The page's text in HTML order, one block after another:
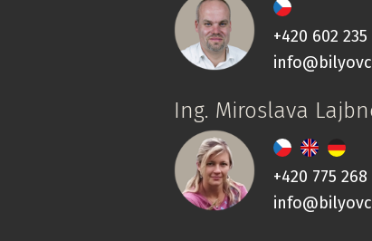
+420 602 235
Ing. Miroslava
+420 775 268